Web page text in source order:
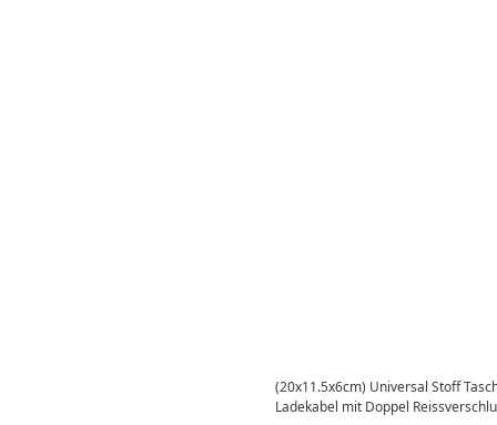
(20x11.5x6cm) Universal Stoff
Ladekabel mit Doppel